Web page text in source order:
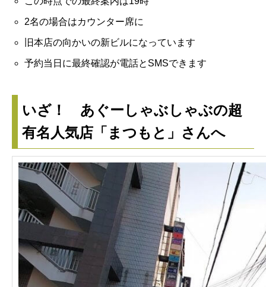
2名の場合はカウンター席に
旧本店の向かいの新ビルになっています
予約当日に最終確認が電話とSMSできます
いざ！ あぐーしゃぶしゃぶの超
有名人気店「まつもと」さんへ